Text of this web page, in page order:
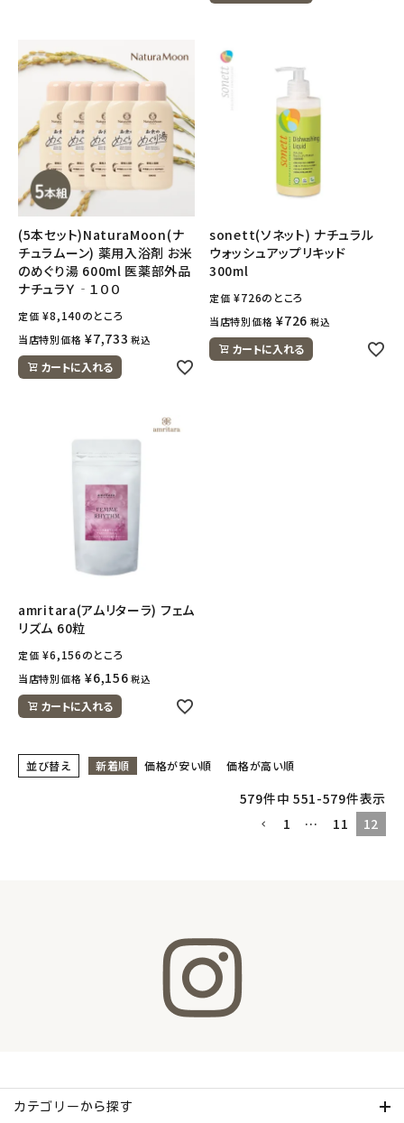
(5本セット)NaturaMoon(ナ
チュラムーン) 薬用入浴剤 お米
のめぐり湯 600ml 医薬部外品
ナチュラＹ‐１００
定価 ¥8,140のところ
当店特別価格 ¥7,733 税込
カートに入れる
sonett(ソネット) ナチュラル
ウォッシュアップリキッド
300ml
定価 ¥726のところ
当店特別価格 ¥726 税込
カートに入れる
amritara(アムリターラ) フェム
リズム 60粒
定価 ¥6,156のところ
当店特別価格 ¥6,156 税込
カートに入れる
並び替え 新着順 価格が安い順 価格が高い順
579件中 551-579件表示
1
… 11 12
カテゴリーから探す